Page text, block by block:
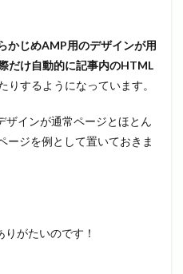
かじめAMP用のデザインが用
だけ自動的に記事内のHTML
りするようになっています。
インが通常ページとほとん
ージを例として置いておきま
がたいのです！